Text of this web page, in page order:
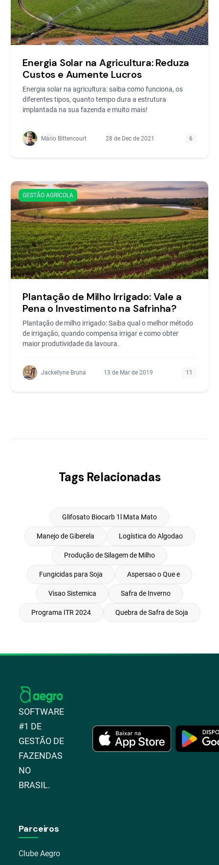
Energia Solar na Agricultura: Reduza
Custos e Aumente Lucros
Energia solar na agricultura: saiba como funciona, os
diferentes tipos, quanto tempo dura a estrutura
implantada na sua fazenda e muito mais!
Mário Bittencourt 28 de Dec de 2021 6
GESTÃO AGRÍCOLA
Plantação de Milho Irrigado: Vale a
Pena o Investimento na Safrinha?
Plantação de milho irrigado: Saiba qual o melhor método
de irrigação, quando compensa irrigar e como obter
maior produtividade da lavoura.
Jackellyne Bruna 13 de Mar de 2019 11
Tags Relacionadas
Glifosato Biocarb 1l Mata Mato
Manejo de Giberela Logística do Algodao
Produção de Silagem de Milho
Fungicidas para Soja Aspersao o Que e
Visao Sistemica Safra de Inverno
Programa ITR 2024 Quebra de Safra de Soja
SOFTWARE
#1 DE
GESTÃO DE
FAZENDAS
NO
BRASIL.
Parceiros
Clube Aegro